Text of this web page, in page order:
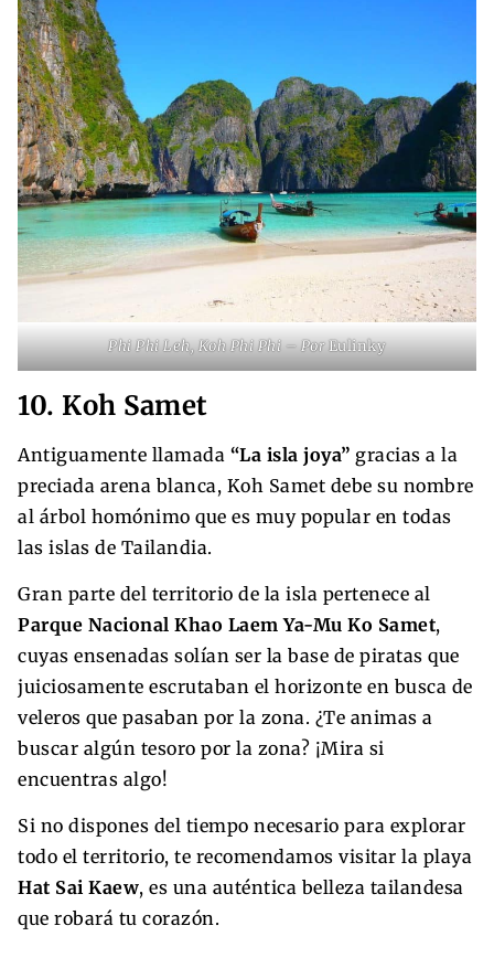
Phi Phi Leh, Koh Phi Phi – PorEulinky
10. Koh Samet
Antiguamente llamada “La isla joya” gracias a la
preciada arena blanca, Koh Samet debe su nombre
al árbol homónimo que es muy popular en todas
las islas de Tailandia.
Gran parte del territorio de la isla pertenece al
Parque Nacional Khao Laem Ya-Mu Ko Samet,
cuyas ensenadas solían ser la base de piratas que
juiciosamente escrutaban el horizonte en busca de
veleros que pasaban por la zona. ¿Te animas a
buscar algún tesoro por la zona? ¡Mira si
encuentras algo!
Si no dispones del tiempo necesario para explorar
todo el territorio, te recomendamos visitar la playa
Hat Sai Kaew, es una auténtica belleza tailandesa
que robará tu corazón.